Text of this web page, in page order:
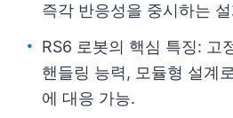
즉각 반응성을 중시하는
RS6 로봇의 핵심 특징: 고
핸들링 능력, 모듈형 설계
에 대응 가능.